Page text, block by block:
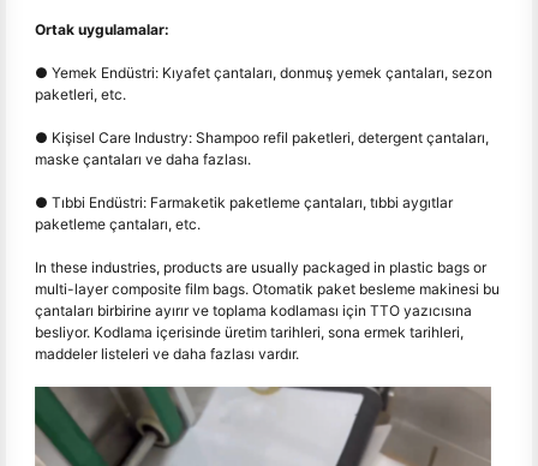
Ortak uygulamalar:
● Yemek Endüstri: Kıyafet çantaları, donmuş yemek çantaları, sezon
paketleri, etc.
● Kişisel Care Industry: Shampoo refil paketleri, detergent çantaları,
maske çantaları ve daha fazlası.
● Tıbbi Endüstri: Farmaketik paketleme çantaları, tıbbi aygıtlar
paketleme çantaları, etc.
In these industries, products are usually packaged in plastic bags or
multi-layer composite film bags. Otomatik paket besleme makinesi bu
çantaları birbirine ayırır ve toplama kodlaması için TTO yazıcısına
besliyor. Kodlama içerisinde üretim tarihleri, sona ermek tarihleri,
maddeler listeleri ve daha fazlası vardır.